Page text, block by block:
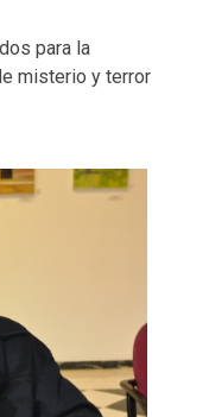
para la
misterio y terror